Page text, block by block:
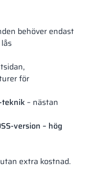
behöver endast
för
teknik – nästan
version – hög
extra kostnad.